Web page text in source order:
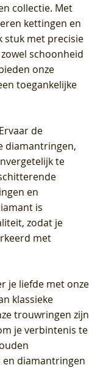
collectie. Met
kettingen en
stuk met precisie
schoonheid
onze
toegankelijke
de
diamantringen,
te
en
is
zodat je
met
je liefde met onze
klassieke
trouwringen zijn
je verbintenis te
diamantringen